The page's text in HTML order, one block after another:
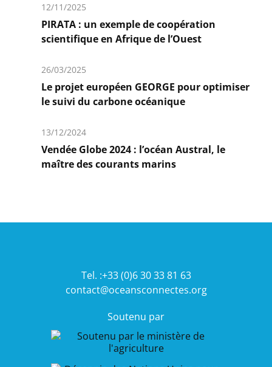
12/11/2025
PIRATA : un exemple de coopération
scientifique en Afrique de l’Ouest
savoir
plus
26/03/2025
Le projet européen GEORGE pour optimiser
le suivi du carbone océanique
savoir
plus
13/12/2024
Vendée Globe 2024 : l’océan Austral, le
maître des courants marins
Tel. :+33 (0)6 30 33 81 63
contact@oceansconnectes.org
Soutenu par